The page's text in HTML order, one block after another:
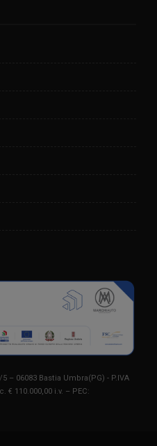
– 06083 Bastia Umbra(PG) - P.IVA
€ 110.000,00 i.v. – PEC: